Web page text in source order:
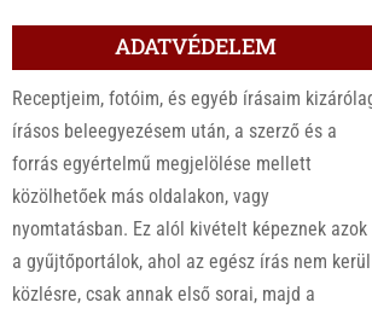
ADATVÉDELEM
Receptjeim, fotóim, és egyéb írásaim
írásos beleegyezésem után, a szerző és a
forrás egyértelmű megjelölése mellett
közölhetőek más oldalakon, vagy
nyomtatásban. Ez alól kivételt képeznek azok
a gyűjtőportálok, ahol az egész írás nem kerül
közlésre, csak annak első sorai, majd a